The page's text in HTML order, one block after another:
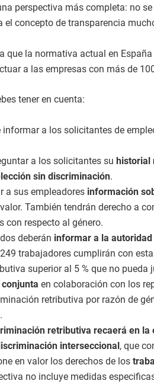
perspectiva más completa: no
concepto de transparencia
que la normativa actual en
a las empresas con más de
tener en cuenta:
a los solicitantes de
a los solicitantes su historial
sin discriminación.
a sus empleadores información
También tendrán derecho a
con respecto al género.
deberán informar a la
trabajadores cumplirán con
superior al 5 % que no
en colaboración con los
retributiva por razón de
retributiva recaerá en
interseccional, que
en valor los derechos de los
no incluye medidas